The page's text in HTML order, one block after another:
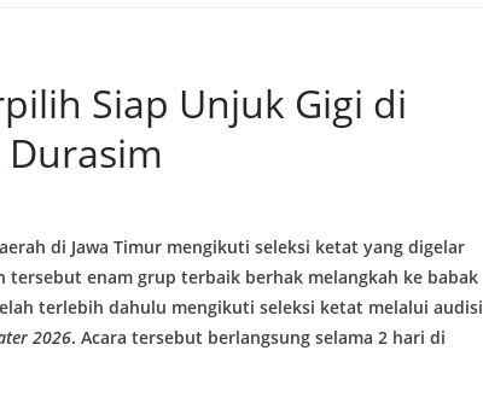
Siap Unjuk Gigi di
Durasim
di Jawa Timur mengikuti seleksi ketat yang digelar
tersebut enam grup terbaik berhak melangkah ke babak
terlebih dahulu mengikuti seleksi ketat melalui audisi
2026. Acara tersebut berlangsung selama 2 hari di